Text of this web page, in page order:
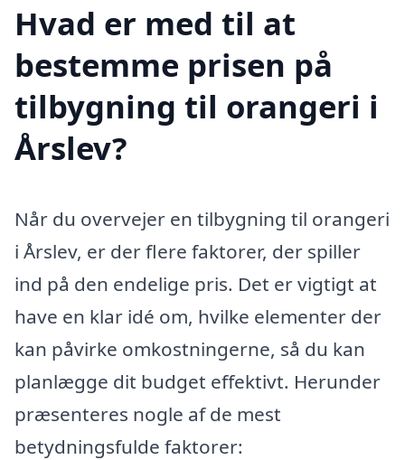
Hvad er med til at
bestemme prisen på
tilbygning til orangeri i
Årslev?
Når du overvejer en tilbygning til orangeri
i Årslev, er der flere faktorer, der spiller
ind på den endelige pris. Det er vigtigt at
have en klar idé om, hvilke elementer der
kan påvirke omkostningerne, så du kan
planlægge dit budget effektivt. Herunder
præsenteres nogle af de mest
betydningsfulde faktorer: